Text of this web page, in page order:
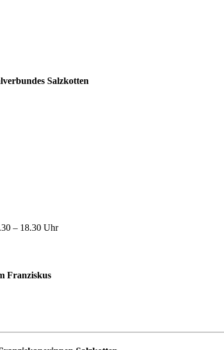
Salzkotten
– 18.30 Uhr
Franziskus